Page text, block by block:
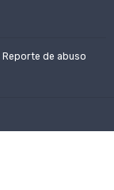
Reporte de abuso